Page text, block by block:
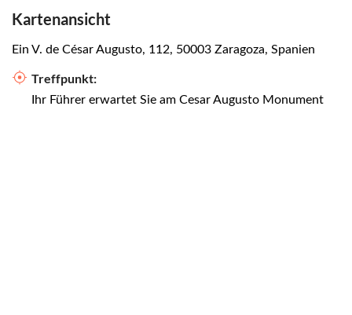
Kartenansicht
Ein V. de César Augusto, 112, 50003 Zaragoza, Spanien
Treffpunkt:
Ihr Führer erwartet Sie am Cesar Augusto Monument